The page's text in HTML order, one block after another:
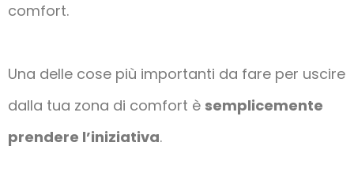
comfort.
Una delle cose più importanti da fare per uscire
dalla tua zona di comfort è semplicemente
prendere l’iniziativa.